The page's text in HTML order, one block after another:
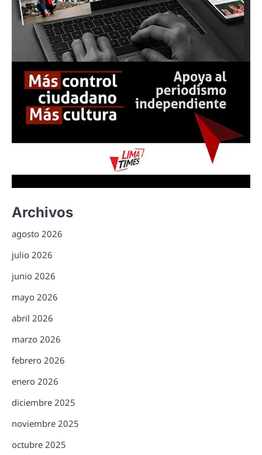
Archivos
agosto 2026
julio 2026
junio 2026
mayo 2026
abril 2026
marzo 2026
febrero 2026
enero 2026
diciembre 2025
noviembre 2025
octubre 2025